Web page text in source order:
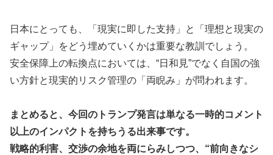
日本にとっても、「現実に即した支持」と「理想と現実の
ギャップ」をどう埋めていくかは重要な教訓でしょう。
安全保障上の転換点においては、“日和見”でなく自国の強
い方針と現実的リスク管理の「両睨み」が問われます。
まとめると、今回のトランプ発言は単なる一時的コメント
以上のインパクトを持ちうる出来事です。
戦略的利害、交渉の余地を両にらみしつつ、“前向きなシ